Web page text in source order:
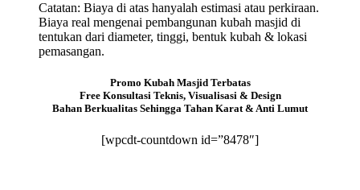
Catatan: Biaya di atas hanyalah estimasi atau perkiraan.
Biaya real mengenai pembangunan kubah masjid di
tentukan dari diameter, tinggi, bentuk kubah & lokasi
pemasangan.
Promo Kubah Masjid Terbatas
Free Konsultasi Teknis, Visualisasi & Design
Bahan Berkualitas Sehingga Tahan Karat & Anti Lumut
[wpcdt-countdown id=”8478″]